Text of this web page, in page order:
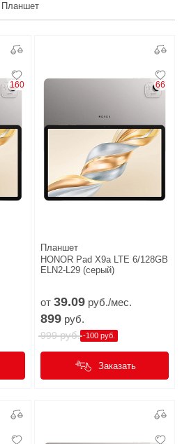
Планшет
160 66
Планшет
HONOR Pad X9a LTE 6/128GB
ELN2-L29 (серый)
от 39.09 руб./мес.
899 руб.
999руб. -100 руб.
Заказать